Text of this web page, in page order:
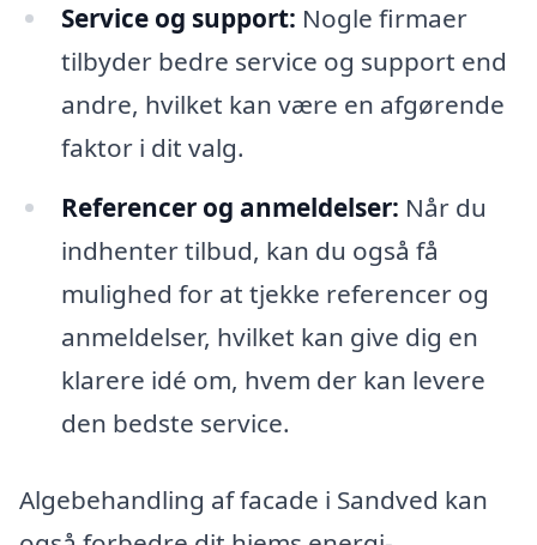
Service og support: Nogle firmaer
tilbyder bedre service og support end
andre, hvilket kan være en afgørende
faktor i dit valg.
Referencer og anmeldelser: Når du
indhenter tilbud, kan du også få
mulighed for at tjekke referencer og
anmeldelser, hvilket kan give dig en
klarere idé om, hvem der kan levere
den bedste service.
Algebehandling af facade i Sandved kan